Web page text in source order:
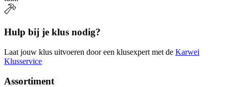
Hulp bij je klus nodig?
Laat jouw klus uitvoeren door een klusexpert met de Karwei
Klusservice
Assortiment